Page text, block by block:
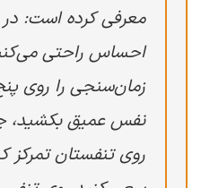
معرفی کرده است: در
احساس راحتی
زمان‌سنجی را روی
نفس عمیق بکشید،
روی تنفستان تمرکز